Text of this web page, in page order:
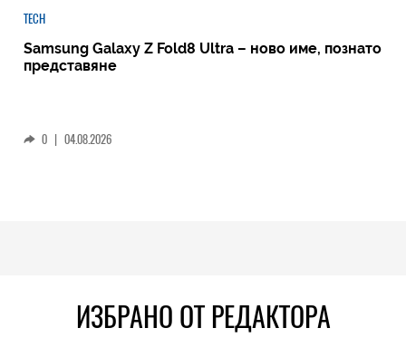
TECH
Samsung Galaxy Z Fold8 Ultra – ново име, познато
представяне
0 | 04.08.2026
ИЗБРАНО ОТ РЕДАКТОРА